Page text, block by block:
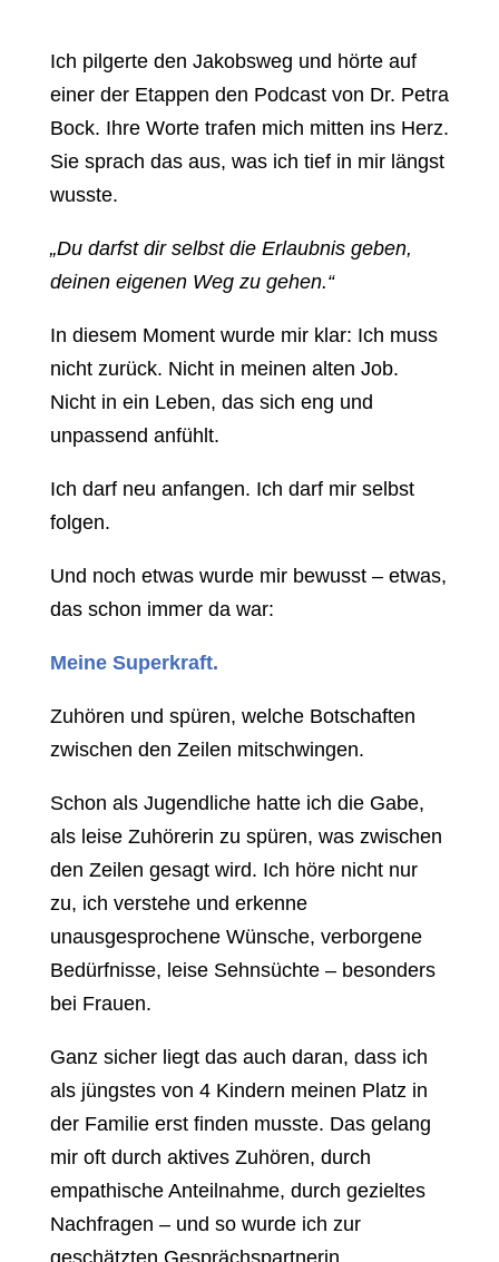
Ich pilgerte den Jakobsweg und hörte auf
einer der Etappen den Podcast von Dr. Petra
Bock. Ihre Worte trafen mich mitten ins Herz.
Sie sprach das aus, was ich tief in mir längst
wusste.
„Du darfst dir selbst die Erlaubnis geben,
deinen eigenen Weg zu gehen.“
In diesem Moment wurde mir klar: Ich muss
nicht zurück. Nicht in meinen alten Job.
Nicht in ein Leben, das sich eng und
unpassend anfühlt.
Ich darf neu anfangen. Ich darf mir selbst
folgen.
Und noch etwas wurde mir bewusst – etwas,
das schon immer da war:
Meine Superkraft.
Zuhören und spüren, welche Botschaften
zwischen den Zeilen mitschwingen.
Schon als Jugendliche hatte ich die Gabe,
als leise Zuhörerin zu spüren, was zwischen
den Zeilen gesagt wird. Ich höre nicht nur
zu, ich verstehe und erkenne
unausgesprochene Wünsche, verborgene
Bedürfnisse, leise Sehnsüchte – besonders
bei Frauen.
Ganz sicher liegt das auch daran, dass ich
als jüngstes von 4 Kindern meinen Platz in
der Familie erst finden musste. Das gelang
mir oft durch aktives Zuhören, durch
empathische Anteilnahme, durch gezieltes
Nachfragen – und so wurde ich zur
geschätzten Gesprächspartnerin.